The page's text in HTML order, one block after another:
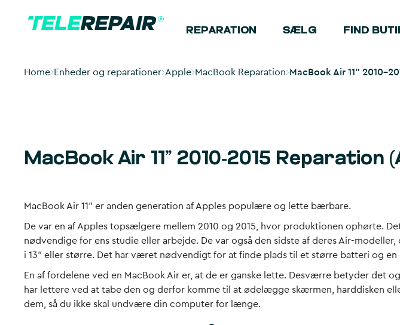
REPARATION SÆLG FIND
Home Enheder og reparationer Apple MacBook Reparation MacBook Air 11” 2010-
MacBook Air 11” 2010-2015 Reparation
MacBook Air 11” er anden generation af Apples populære og lette bærbare.
De var en af Apples topsælgere mellem 2010 og 2015, hvor produktionen ophørte.
nødvendige for ens studie eller arbejde. De var også den sidste af deres Air-modeller,
i 13” eller større. Det har været nødvendigt for at finde plads til et større batteri og
En af fordelene ved en MacBook Air er, at de er ganske lette. Desværre betyder det
har lettere ved at tabe den og derfor komme til at ødelægge skærmen, harddisken
dem, så du ikke skal undvære din computer for længe.